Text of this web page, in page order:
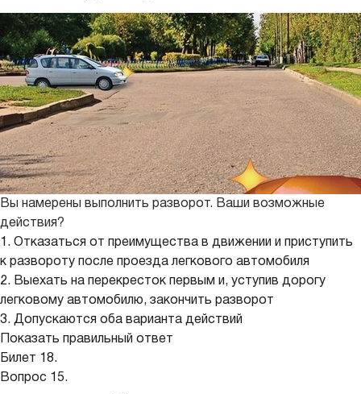
Вы намерены выполнить разворот. Ваши возможные
действия?
1. Отказаться от преимущества в движении и приступить
к развороту после проезда легкового автомобиля
2. Выехать на перекресток первым и, уступив дорогу
легковому автомобилю, закончить разворот
3. Допускаются оба варианта действий
Показать правильный ответ
Билет 18.
Вопрос 15.